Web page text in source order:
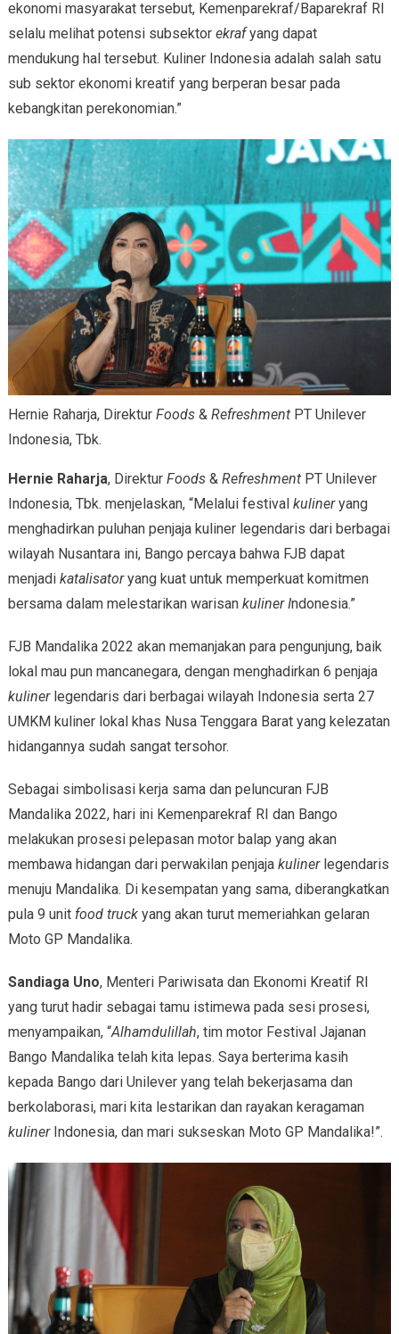
ekonomi masyarakat tersebut, Kemenparekraf/Baparekraf RI
selalu melihat potensi subsektor ekrafyang dapat
mendukung hal tersebut. Kuliner Indonesia adalah salah satu
sub sektor ekonomi kreatif yang berperan besar pada
kebangkitan perekonomian.”
Hernie Raharja, Direktur Foods& RefreshmentPT Unilever
Indonesia, Tbk.
Hernie Raharja, Direktur Foods& RefreshmentPT Unilever
Indonesia, Tbk. menjelaskan, “Melalui festival kulineryang
menghadirkan puluhan penjaja kuliner legendaris dari berbagai
wilayah Nusantara ini, Bango percaya bahwa FJB dapat
menjadi katalisatoryang kuat untuk memperkuat komitmen
bersama dalam melestarikan warisan kuliner Indonesia.”
FJB Mandalika 2022 akan memanjakan para pengunjung, baik
lokal mau pun mancanegara, dengan menghadirkan 6 penjaja
kulinerlegendaris dari berbagai wilayah Indonesia serta 27
UMKM kuliner lokal khas Nusa Tenggara Barat yang kelezatan
hidangannya sudah sangat tersohor.
Sebagai simbolisasi kerja sama dan peluncuran FJB
Mandalika 2022, hari ini Kemenparekraf RI dan Bango
melakukan prosesi pelepasan motor balap yang akan
membawa hidangan dari perwakilan penjajakulinerlegendaris
menuju Mandalika. Di kesempatan yang sama, diberangkatkan
pula 9 unit food truckyang akan turut memeriahkan gelaran
Moto GP Mandalika.
Sandiaga Uno, Menteri Pariwisata dan Ekonomi Kreatif RI
yang turut hadir sebagai tamu istimewa pada sesi prosesi,
menyampaikan, “Alhamdulillah, tim motor Festival Jajanan
Bango Mandalika telah kita lepas. Saya berterima kasih
kepada Bango dari Unilever yang telah bekerjasama dan
berkolaborasi, mari kita lestarikan dan rayakan keragaman
kulinerIndonesia, dan mari sukseskan Moto GP Mandalika!”.